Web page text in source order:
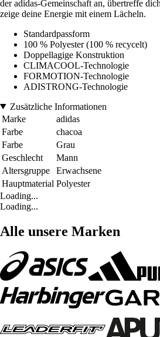
der adidas-Gemeinschaft an, übertreffe
zeige deine Energie mit einem Lächeln.
Standardpassform
100 % Polyester (100 % recycelt)
Doppellagige Konstruktion
CLIMACOOL-Technologie
FORMOTION-Technologie
ADISTRONG-Technologie
Zusätzliche Informationen
Marke
adidas
Farbe
chacoa
Farbe
Grau
Geschlecht
Mann
Altersgruppe
Erwachsene
Hauptmaterial Polyester
Loading...
Loading...
Alle unsere Marken